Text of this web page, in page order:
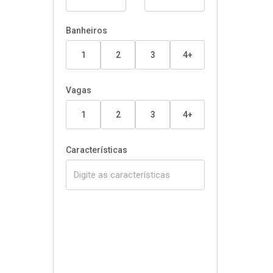
Banheiros
1 2 3 4+
Vagas
1 2 3 4+
Características